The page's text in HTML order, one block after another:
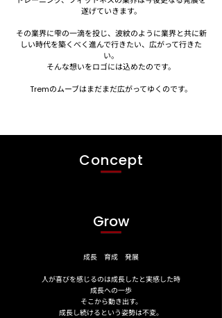
遂げていきます。
その業界に雫の一滴を投じ、波紋のように業界と共に新
しい時代を築くべく進んで行きたい、広がって行きた
い。
そんな想いをロゴには込めたのです。
Tremのムーブはまだまだ広がってゆくのです。
Concept
Grow
成長 育成 発展
人が喜びを感じるのは成長したと実感した時
成長への一歩
そこから動き出す。
​成長し続けるという姿勢は不変。